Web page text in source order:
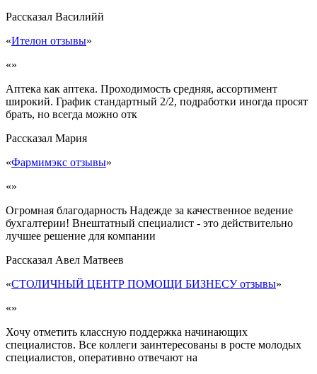
Рассказал Василийй
«Ителон отзывы»
«»
Аптека как аптека. Проходимость средняя, ассортимент
широкий. График стандартный 2/2, подработки иногда просят
брать, но всегда можно отк
Рассказал Мария
«Фармимэкс отзывы»
«»
Огромная благодарность Надежде за качественное ведение
бухгалтерии! Внештатный специалист - это действительно
лучшее решение для компании
Рассказал Авел Матвеев
«СТОЛИЧНЫЙ ЦЕНТР ПОМОЩИ БИЗНЕСУ отзывы»
«»
Хочу отметить классную поддержка начинающих
специалистов. Все коллеги заинтересованы в росте молодых
специалистов, оперативно отвечают на